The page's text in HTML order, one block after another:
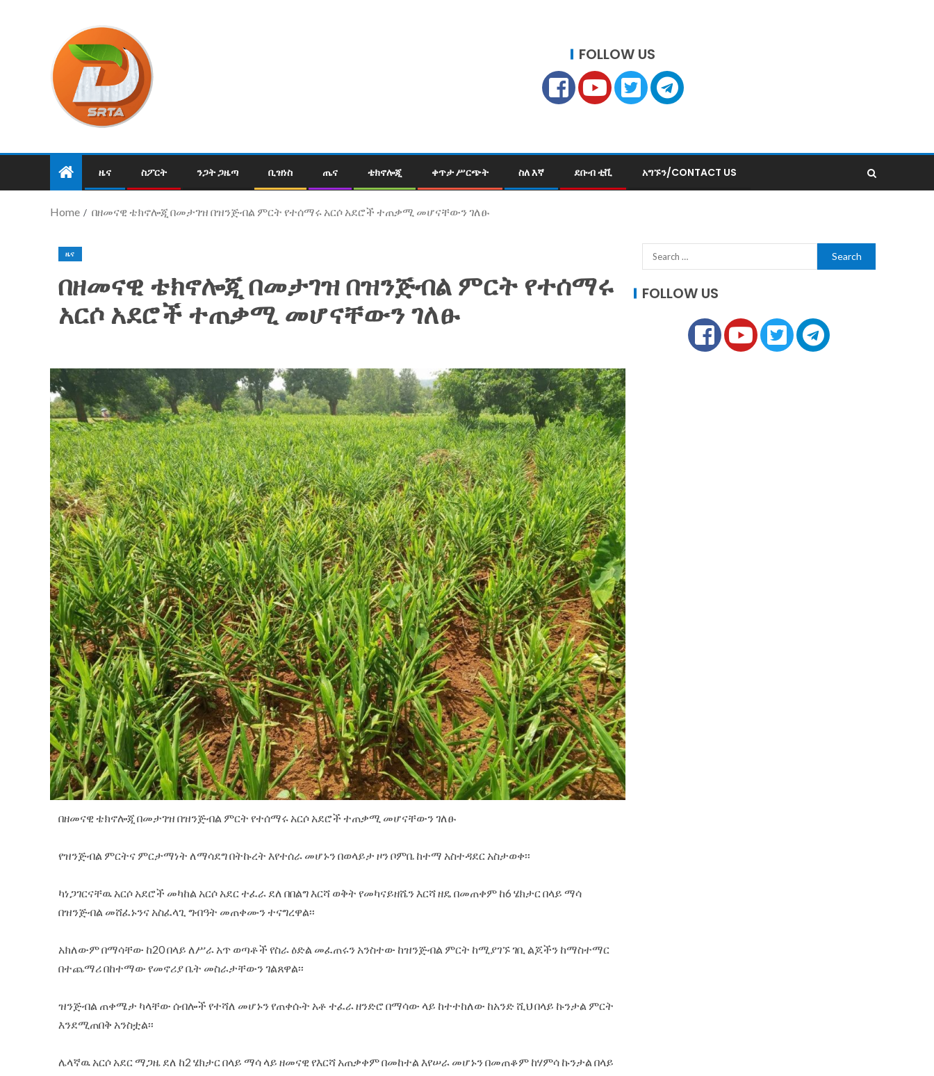
FOLLOW US
ዜና ስፖርት ንጋት ጋዜጣ ቢዝነስ ጤና ቴክኖሎጂ ቀጥታ ሥርጭት ስለ እኛ ደቡብ ቲቪ አግኙን/CONTACT US
Home በዘመናዊ ቴክኖሎጂ በመታገዝ በዝንጅብል ምርት የተሰማሩ አርሶ አደሮች ተጠቃሚ መሆናቸውን ገለፁ
ዜና
በዘመናዊ ቴክኖሎጂ በመታገዝ በዝንጅብል ምርት የተሰማሩ
አርሶ አደሮች ተጠቃሚ መሆናቸውን ገለፁ
በዘመናዊ ቴክኖሎጂ በመታገዝ በዝንጅብል ምርት የተሰማሩ አርሶ አደሮች ተጠቃሚ መሆናቸውን ገለፁ
የዝንጅብል ምርትና ምርታማነት ለማሳደግ በትኩረት እየተሰራ መሆኑን በወላይታ ዞን ቦምቤ ከተማ አስተዳደር አስታወቀ፡፡
ካነጋገርናቸዉ አርሶ አደሮች መካከል አርሶ አደር ተፈራ ደለ በበልግ እርሻ ወቅት የመካናይዘሼን እርሻ ዘዴ በመጠቀም ከ6 ሄክታር በላይ ማሳ
በዝንጅብል መሸፈኑንና አስፈላጊ ግብዓት መጠቀሙን ተናግረዋል፡፡
አክለውም በማሳቸው ከ20 በላይ ለሥራ አጥ ወጣቶች የስራ ዕድል መፈጠሩን አንስተው ከዝንጅብል ምርት ከሚያገኙ ገቢ ልጆችን ከማስተማር
በተጨማሪ በከተማው የመኖሪያ ቤት መስራታቸውን ገልጸዋል፡፡
ዝንጅብል ጠቀሜታ ካላቸው ሰብሎች የተሻለ መሆኑን የጠቀሱት አቶ ተፈራ ዘንድሮ በማሳው ላይ ከተተከለው ከአንድ ሺህ በላይ ኩንታል ምርት
እንደሚጠበቅ አንስቷል፡፡
ሌላኛዉ አርሶ አደር ማጋዜ ደለ ከ2 ሄክታር በላይ ማሳ ላይ ዘመናዊ የእርሻ አጠቃቀም በመከተል እየሠራ መሆኑን በመጠቆም ከሃምሳ ኩንታል በላይ
FOLLOW US